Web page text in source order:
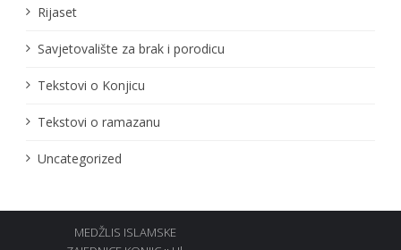
Rijaset
Savjetovalište za brak i porodicu
Tekstovi o Konjicu
Tekstovi o ramazanu
Uncategorized
MEDŽLIS ISLAMSKE